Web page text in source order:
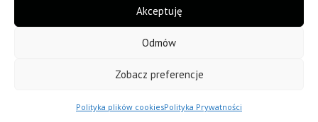
Akceptuję
Odmów
Zobacz preferencje
Polityka plików cookiesPolityka Prywatności
Wszelkie prawa zastrzeżone.
Polityka Prywatności
Polityka plików cookies (EU)